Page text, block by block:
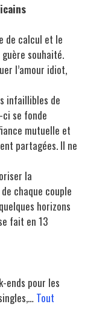
de calcul et le
souhaité.
l’amour idiot,
infaillibles de
se fonde
mutuelle et
partagées. Il ne
la
chaque couple
horizons
fait en 13
ends pour les
Tout